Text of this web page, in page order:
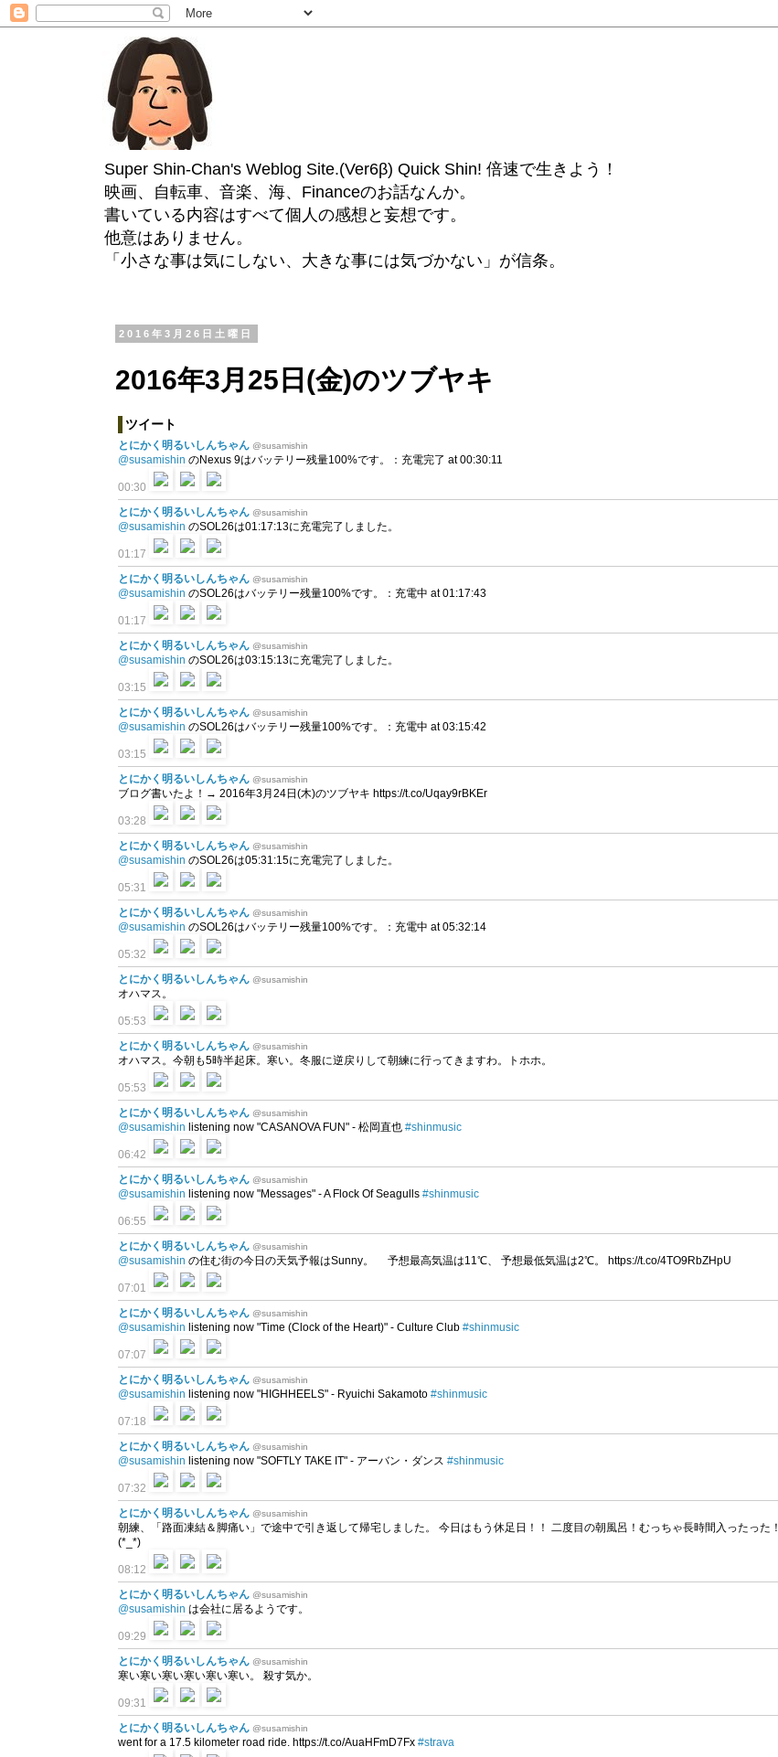
Super Shin-Chan's Weblog Site.(Ver6β) Quick Shin! 倍速で生きよう！
映画、自転車、音楽、海、Financeのお話なんか。
書いている内容はすべて個人の感想と妄想です。
他意はありません。
「小さな事は気にしない、大きな事には気づかない」が信条。
2016年3月26日土曜日
2016年3月25日(金)のツブヤキ
ツイート
とにかく明るいしんちゃん @susamishin
@susamishin のNexus 9はバッテリー残量100%です。：充電完了 at 00:30:11
00:30
とにかく明るいしんちゃん @susamishin
@susamishin のSOL26は01:17:13に充電完了しました。
01:17
とにかく明るいしんちゃん @susamishin
@susamishin のSOL26はバッテリー残量100%です。：充電中 at 01:17:43
01:17
とにかく明るいしんちゃん @susamishin
@susamishin のSOL26は03:15:13に充電完了しました。
03:15
とにかく明るいしんちゃん @susamishin
@susamishin のSOL26はバッテリー残量100%です。：充電中 at 03:15:42
03:15
とにかく明るいしんちゃん @susamishin
ブログ書いたよ！→ 2016年3月24日(木)のツブヤキ https://t.co/Uqay9rBKEr
03:28
とにかく明るいしんちゃん @susamishin
@susamishin のSOL26は05:31:15に充電完了しました。
05:31
とにかく明るいしんちゃん @susamishin
@susamishin のSOL26はバッテリー残量100%です。：充電中 at 05:32:14
05:32
とにかく明るいしんちゃん @susamishin
オハマス。
05:53
とにかく明るいしんちゃん @susamishin
オハマス。今朝も5時半起床。寒い。冬服に逆戻りして朝練に行ってきますわ。トホホ。
05:53
とにかく明るいしんちゃん @susamishin
@susamishin listening now "CASANOVA FUN" - 松岡直也 #shinmusic
06:42
とにかく明るいしんちゃん @susamishin
@susamishin listening now "Messages" - A Flock Of Seagulls #shinmusic
06:55
とにかく明るいしんちゃん @susamishin
@susamishin の住む街の今日の天気予報はSunny。 予想最高気温は11℃、 予想最低気温は2℃。 https://t.co/4TO9RbZHpU
07:01
とにかく明るいしんちゃん @susamishin
@susamishin listening now "Time (Clock of the Heart)" - Culture Club #shinmusic
07:07
とにかく明るいしんちゃん @susamishin
@susamishin listening now "HIGHHEELS" - Ryuichi Sakamoto #shinmusic
07:18
とにかく明るいしんちゃん @susamishin
@susamishin listening now "SOFTLY TAKE IT" - アーバン・ダンス #shinmusic
07:32
とにかく明るいしんちゃん @susamishin
朝練、「路面凍結＆脚痛い」で途中で引き返して帰宅しました。 今日はもう休足日！！ 二度目の朝風呂！むっちゃ長時間入ったった！
(*_*)
08:12
とにかく明るいしんちゃん @susamishin
@susamishin は会社に居るようです。
09:29
とにかく明るいしんちゃん @susamishin
寒い寒い寒い寒い寒い寒い。 殺す気か。
09:31
とにかく明るいしんちゃん @susamishin
went for a 17.5 kilometer road ride. https://t.co/AuaHFmD7Fx #strava